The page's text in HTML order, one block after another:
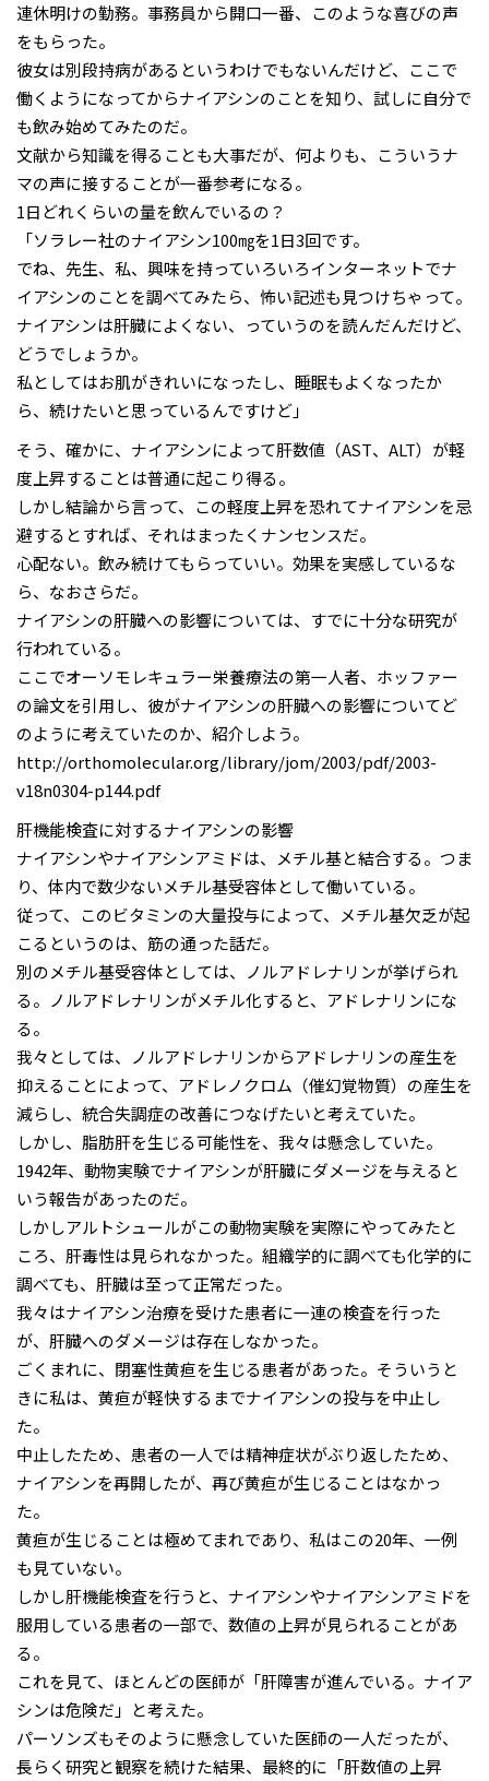
連休明けの勤務。事務員から開口一番、このような喜びの声
をもらった。
彼女は別段持病があるというわけでもないんだけど、ここで
働くようになってからナイアシンのことを知り、試しに自分で
も飲み始めてみたのだ。
文献から知識を得ることも大事だが、何よりも、こういうナ
マの声に接することが一番参考になる。
1日どれくらいの量を飲んでいるの？
「ソラレー社のナイアシン100㎎を1日3回です。
でね、先生、私、興味を持っていろいろインターネットでナ
イアシンのことを調べてみたら、怖い記述も見つけちゃって。
ナイアシンは肝臓によくない、っていうのを読んだんだけど、
どうでしょうか。
私としてはお肌がきれいになったし、睡眠もよくなったか
ら、続けたいと思っているんですけど」
そう、確かに、ナイアシンによって肝数値（AST、ALT）が軽
度上昇することは普通に起こり得る。
しかし結論から言って、この軽度上昇を恐れてナイアシンを忌
避するとすれば、それはまったくナンセンスだ。
心配ない。飲み続けてもらっていい。効果を実感しているな
ら、なおさらだ。
ナイアシンの肝臓への影響については、すでに十分な研究が
行われている。
ここでオーソモレキュラー栄養療法の第一人者、ホッファー
の論文を引用し、彼がナイアシンの肝臓への影響についてど
のように考えていたのか、紹介しよう。
http://orthomolecular.org/library/jom/2003/pdf/2003-
v18n0304-p144.pdf
肝機能検査に対するナイアシンの影響
ナイアシンやナイアシンアミドは、メチル基と結合する。つま
り、体内で数少ないメチル基受容体として働いている。
従って、このビタミンの大量投与によって、メチル基欠乏が起
こるというのは、筋の通った話だ。
別のメチル基受容体としては、ノルアドレナリンが挙げられ
る。ノルアドレナリンがメチル化すると、アドレナリンにな
る。
我々としては、ノルアドレナリンからアドレナリンの産生を
抑えることによって、アドレノクロム（催幻覚物質）の産生を
減らし、統合失調症の改善につなげたいと考えていた。
しかし、脂肪肝を生じる可能性を、我々は懸念していた。
1942年、動物実験でナイアシンが肝臓にダメージを与えると
いう報告があったのだ。
しかしアルトシュールがこの動物実験を実際にやってみたと
ころ、肝毒性は見られなかった。組織学的に調べても化学的に
調べても、肝臓は至って正常だった。
我々はナイアシン治療を受けた患者に一連の検査を行った
が、肝臓へのダメージは存在しなかった。
ごくまれに、閉塞性黄疸を生じる患者があった。そういうと
きに私は、黄疸が軽快するまでナイアシンの投与を中止し
た。
中止したため、患者の一人では精神症状がぶり返したため、
ナイアシンを再開したが、再び黄疸が生じることはなかっ
た。
黄疸が生じることは極めてまれであり、私はこの20年、一例
も見ていない。
しかし肝機能検査を行うと、ナイアシンやナイアシンアミドを
服用している患者の一部で、数値の上昇が見られることがあ
る。
これを見て、ほとんどの医師が「肝障害が進んでいる。ナイア
シンは危険だ」と考えた。
パーソンズもそのように懸念していた医師の一人だったが、
長らく研究と観察を続けた結果、最終的に「肝数値の上昇